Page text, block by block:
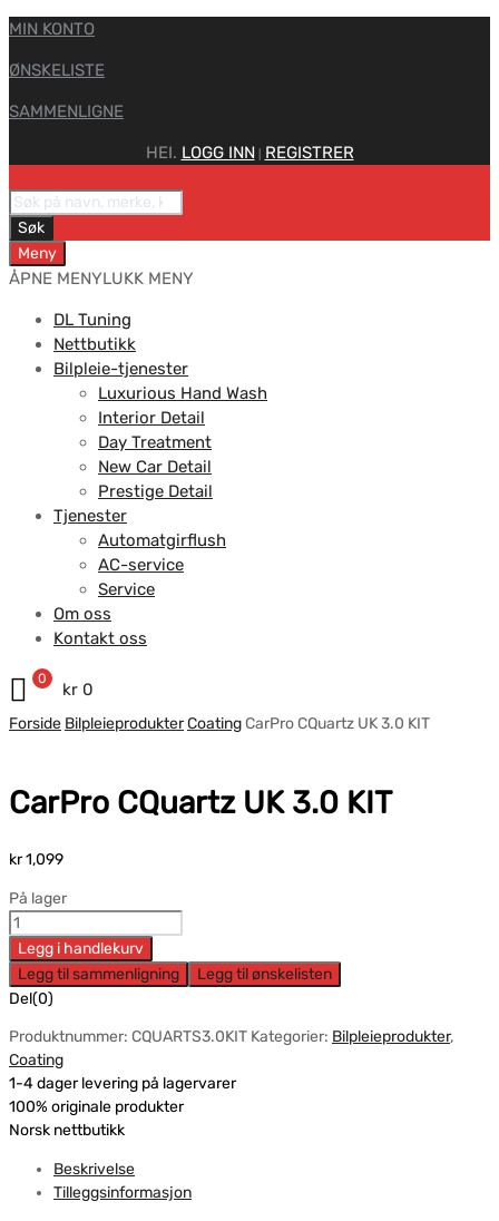
MIN KONTO
ØNSKELISTE
SAMMENLIGNE
HEI. LOGG INN REGISTRER
Søk
Meny
ÅPNE MENYLUKK MENY
DL Tuning
Nettbutikk
Bilpleie-tjenester
Luxurious Hand Wash
Interior Detail
Day Treatment
New Car Detail
Prestige Detail
Tjenester
Automatgirflush
AC-service
Service
Om oss
Kontakt oss
kr 0
0
Forside BilpleieprodukterCoatingCarPro CQuartz UK 3.0 KIT
CarPro CQuartz UK 3.0 KIT
kr1,099
På lager
Legg i handlekurv
Legg til sammenligning
Legg til ønskelisten
Del(0)
Produktnummer: CQUARTS3.0KIT Kategorier: Bilpleieprodukter,
Coating
1-4 dager levering på lagervarer
100% originale produkter
Norsk nettbutikk
Beskrivelse
Tilleggsinformasjon